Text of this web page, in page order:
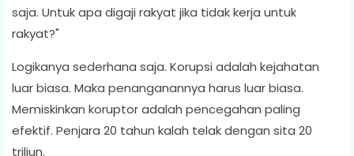
saja. Untuk apa digaji rakyat jika tidak kerja untuk
rakyat?"
Logikanya sederhana saja. Korupsi adalah kejahatan
luar biasa. Maka penanganannya harus luar biasa.
Memiskinkan koruptor adalah pencegahan paling
efektif. Penjara 20 tahun kalah telak dengan sita 20
triliun.